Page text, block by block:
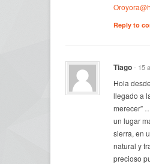
Reply to
Tiago- 15
Hola
llegado a
merecer”
un lugar
sierra, en
natural y
precioso